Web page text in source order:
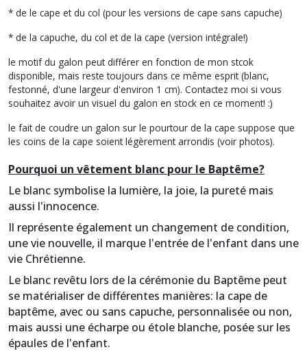
* de le cape et du col (pour les versions de cape sans capuche)
* de la capuche, du col et de la cape (version intégrale!)
le motif du galon peut différer en fonction de mon stcok
disponible, mais reste toujours dans ce même esprit (blanc,
festonné, d'une largeur d'environ 1 cm). Contactez moi si vous
souhaitez avoir un visuel du galon en stock en ce moment! :)
le fait de coudre un galon sur le pourtour de la cape suppose que
les coins de la cape soient légèrement arrondis (voir photos).
Pourquoi un vêtement blanc pour le Baptême?
Le blanc symbolise la lumière, la joie, la pureté mais
aussi l'innocence.
Il représente également un changement de condition,
une vie nouvelle, il marque l'entrée de l'enfant dans une
vie Chrétienne.
Le blanc revêtu lors de la cérémonie du Baptême peut
se matérialiser de différentes manières: la cape de
baptême, avec ou sans capuche, personnalisée ou non,
mais aussi une écharpe ou étole blanche, posée sur les
épaules de l'enfant.